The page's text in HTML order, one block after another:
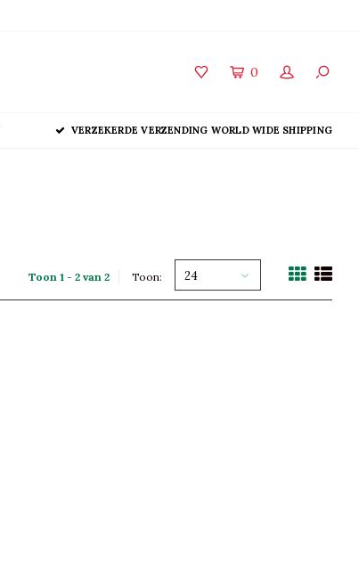
0
VERZEKERDE VERZENDING WORLD WIDE SHIPPING
Toon 1 - 2 van 2 Toon: 24